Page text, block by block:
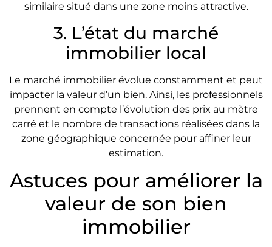
similaire situé dans une zone moins attractive.
3. L’état du marché
immobilier local
Le marché immobilier évolue constamment et peut
impacter la valeur d’un bien. Ainsi, les professionnels
prennent en compte l’évolution des prix au mètre
carré et le nombre de transactions réalisées dans la
zone géographique concernée pour affiner leur
estimation.
Astuces pour améliorer la
valeur de son bien
immobilier